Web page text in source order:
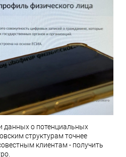
данных о потенциальных
структурам точнее
клиентам - получить